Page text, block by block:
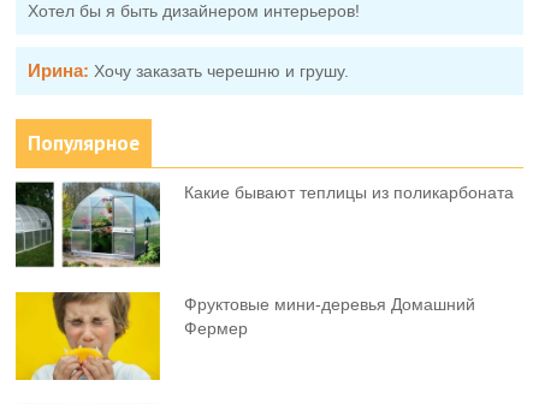
Хотел бы я быть дизайнером интерьеров!
Ирина: Хочу заказать черешню и грушу.
Популярное
Какие бывают теплицы из поликарбоната
Фруктовыe мини-деревья Домашний
Фермер